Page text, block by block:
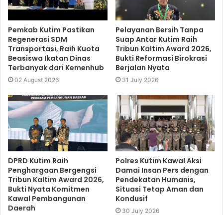
Pemkab Kutim Pastikan
Regenerasi SDM
Transportasi, Raih Kuota
Beasiswa Ikatan Dinas
Terbanyak dari Kemenhub
02 August 2026
Pelayanan Bersih Tanpa
Suap Antar Kutim Raih
Tribun Kaltim Award 2026,
Bukti Reformasi Birokrasi
Berjalan Nyata
31 July 2026
DPRD Kutim Raih
Penghargaan Bergengsi
Tribun Kaltim Award 2026,
Bukti Nyata Komitmen
Kawal Pembangunan
Daerah
Polres Kutim Kawal Aksi
Damai Insan Pers dengan
Pendekatan Humanis,
Situasi Tetap Aman dan
Kondusif
30 July 2026